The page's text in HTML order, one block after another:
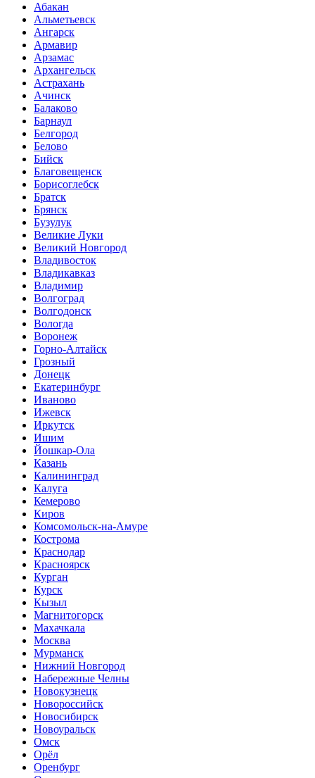
Абакан
Альметьевск
Ангарск
Армавир
Арзамас
Архангельск
Астрахань
Ачинск
Балаково
Барнаул
Белгород
Белово
Бийск
Благовещенск
Борисоглебск
Братск
Брянск
Бузулук
Великие Луки
Великий Новгород
Владивосток
Владикавказ
Владимир
Волгоград
Волгодонск
Вологда
Воронеж
Горно-Алтайск
Грозный
Донецк
Екатеринбург
Иваново
Ижевск
Иркутск
Ишим
Йошкар-Ола
Казань
Калининград
Калуга
Кемерово
Киров
Комсомольск-на-Амуре
Кострома
Краснодар
Красноярск
Курган
Курск
Кызыл
Магнитогорск
Махачкала
Москва
Мурманск
Нижний Новгород
Набережные Челны
Новокузнецк
Новороссийск
Новосибирск
Новоуральск
Омск
Орёл
Оренбург